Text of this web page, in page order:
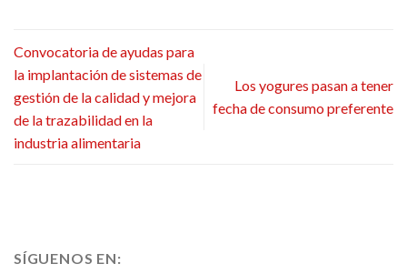
Convocatoria de ayudas para
la implantación de sistemas de
gestión de la calidad y mejora
de la trazabilidad en la
industria alimentaria
Los yogures pasan a tener
fecha de consumo preferente
SÍGUENOS EN: